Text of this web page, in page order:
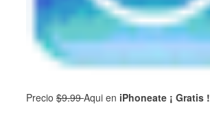
Precio $9.99Aqui en iPhoneate ¡ Gratis !